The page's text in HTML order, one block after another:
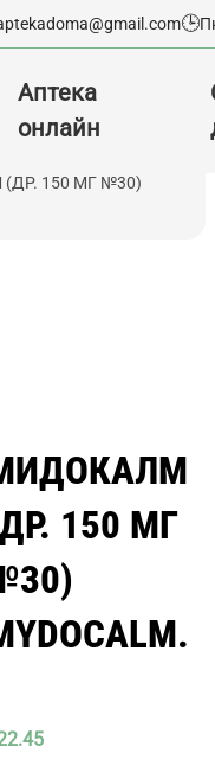
🕒
Аптека
онлайн
150 МГ №30)
150 МГ